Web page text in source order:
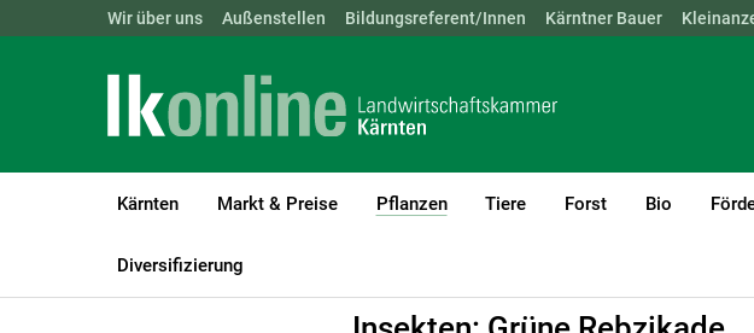
Landwirtschaftskammern: ÖSTERREICH BGLD KTN NÖ OÖ SBG STMK
Wir über uns Außenstellen Bildungsreferent/Innen Kärntner Bauer
Kärnten Markt & Preise Pflanzen
(current)1
Tiere Forst Bio
Diversifizierung
LK Kärnten Pflanzen